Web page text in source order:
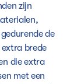
zijn
de
brede
die extra
met een